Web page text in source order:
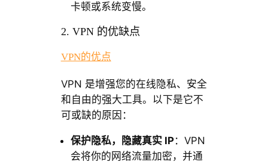
卡顿或系统变慢。
2. VPN 的优缺点
VPN的优点
VPN 是增强您的在线隐私、安全
和自由的强大工具。以下是它不
可或缺的原因：
保护隐私，隐藏真实 IP：VPN
会将你的网络流量加密，并通